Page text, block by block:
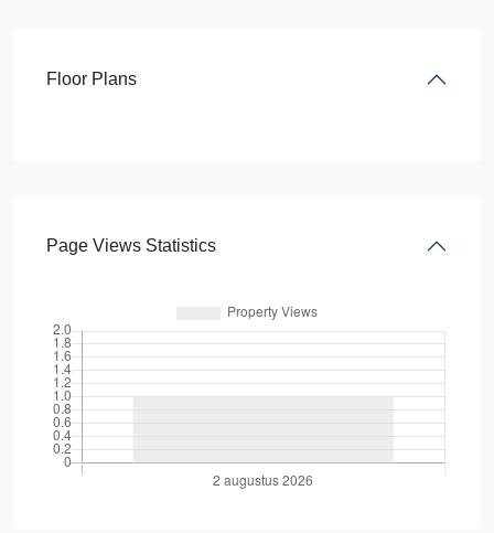
Floor Plans
Page Views Statistics